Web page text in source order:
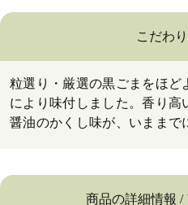
こだわ
粒選り・厳選の黒ごまをほど
により味付しました。香り高
醤油のかくし味が、いままで
商品の詳細情報 /